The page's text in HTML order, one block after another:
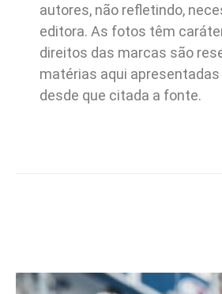
autores, não refletindo,
editora. As fotos têm
direitos das marcas são
matérias aqui
desde que citada a fonte.